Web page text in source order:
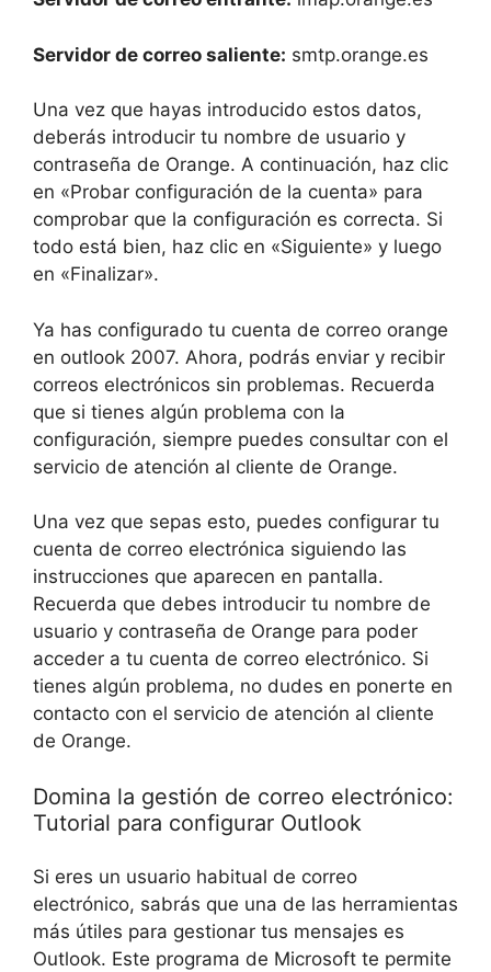
Servidor de correo saliente: smtp.orange.es
Una vez que hayas introducido estos datos,
deberás introducir tu nombre de usuario y
contraseña de Orange. A continuación, haz clic
en «Probar configuración de la cuenta» para
comprobar que la configuración es correcta. Si
todo está bien, haz clic en «Siguiente» y luego
en «Finalizar».
Ya has configurado tu cuenta de correo orange
en outlook 2007. Ahora, podrás enviar y recibir
correos electrónicos sin problemas. Recuerda
que si tienes algún problema con la
configuración, siempre puedes consultar con el
servicio de atención al cliente de Orange.
Una vez que sepas esto, puedes configurar tu
cuenta de correo electrónica siguiendo las
instrucciones que aparecen en pantalla.
Recuerda que debes introducir tu nombre de
usuario y contraseña de Orange para poder
acceder a tu cuenta de correo electrónico. Si
tienes algún problema, no dudes en ponerte en
contacto con el servicio de atención al cliente
de Orange.
Domina la gestión de correo electrónico:
Tutorial para configurar Outlook
Si eres un usuario habitual de correo
electrónico, sabrás que una de las herramientas
más útiles para gestionar tus mensajes es
Outlook. Este programa de Microsoft te permite